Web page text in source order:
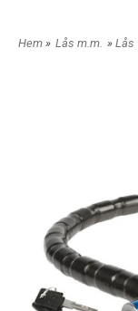
Hem » Lås m.m. » Lås